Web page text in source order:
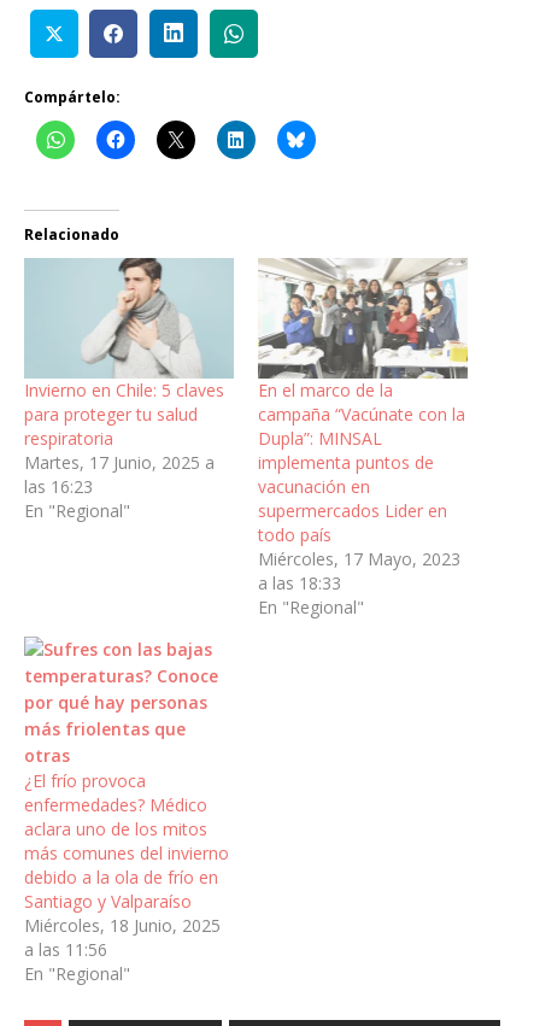
Compártelo:
Relacionado
Invierno en Chile: 5 claves
para proteger tu salud
respiratoria
Martes, 17 Junio, 2025 a
las 16:23
En "Regional"
En el marco de la
campaña “Vacúnate con la
Dupla”: MINSAL
implementa puntos de
vacunación en
supermercados Lider en
todo país
Miércoles, 17 Mayo, 2023
a las 18:33
En "Regional"
¿El frío provoca
enfermedades? Médico
aclara uno de los mitos
más comunes del invierno
debido a la ola de frío en
Santiago y Valparaíso
Miércoles, 18 Junio, 2025
a las 11:56
En "Regional"